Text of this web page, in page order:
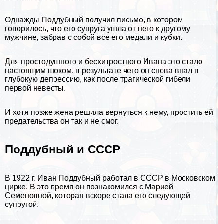
Однажды Поддубный получил письмо, в котором
говорилось, что его супруга ушла от него к другому
мужчине, забрав с собой все его медали и кубки.
Для простодушного и бесхитростного Ивана это стало
настоящим шоком, в результате чего он снова впал в
глубокую депрессию, как после трагической гибели
первой невесты.
И хотя позже жена решила вернуться к нему, простить ей
предательства он так и не смог.
Поддубный и СССР
В 1922 г. Иван Поддубный работал в СССР в Московском
цирке. В это время он познакомился с Марией
Семеновной, которая вскоре стала его следующей
супругой.